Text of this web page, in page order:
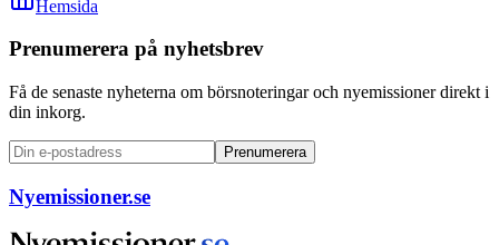
Hemsida
Prenumerera på nyhetsbrev
Få de senaste nyheterna om börsnoteringar och nyemissioner direkt i
din inkorg.
Prenumerera
Nyemissioner.se